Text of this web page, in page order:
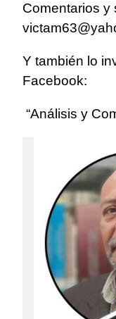
Comentarios y
Y también lo
Facebook:
“Análisis y